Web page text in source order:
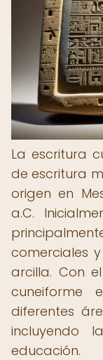
La escritura
de escritura
origen en
a.C.
comerciales
arcilla. Con
cuneiforme
diferentes
incluyendo
educación.